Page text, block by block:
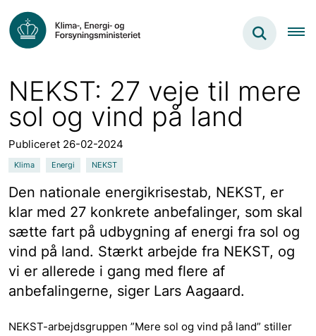
NEKST: 27 veje til mere
sol og vind på land
Publiceret 26-02-2024
Klima Energi NEKST
Den nationale energikrisestab, NEKST, er
klar med 27 konkrete anbefalinger, som skal
sætte fart på udbygning af energi fra sol og
vind på land. Stærkt arbejde fra NEKST, og
vi er allerede i gang med flere af
anbefalingerne, siger Lars Aagaard.
NEKST-arbejdsgruppen ”Mere sol og vind på land” stiller